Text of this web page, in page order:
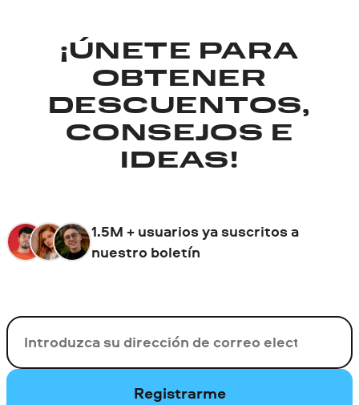
¡ÚNETE PARA
OBTENER
DESCUENTOS,
CONSEJOS E
IDEAS!
1.5M + usuarios ya suscritos a
nuestro boletín
Su correo electrónico
Registrarme